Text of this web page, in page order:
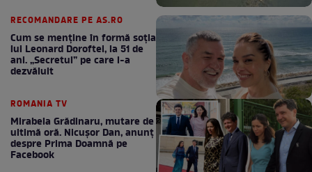
RECOMANDARE PE AS.RO
Cum se menţine în formă soţia
lui Leonard Doroftei, la 51 de
ani. „Secretul” pe care l-a
dezvăluit
ROMANIA TV
Mirabela Grădinaru, mutare de
ultimă oră. Nicuşor Dan, anunţ
despre Prima Doamnă pe
Facebook